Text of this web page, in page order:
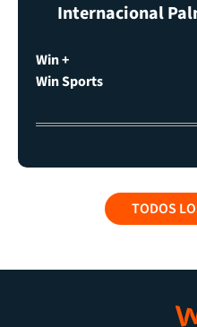
Internacional
Win +
Win Sports
TODOS